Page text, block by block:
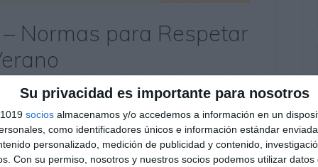
Su privacidad es importante para nosotros
socios almacenamos y/o accedemos a información en un
como identificadores únicos e información estándar
personalizado, medición de publicidad y contenido,
Con su permiso, nosotros y nuestros socios podemos utilizar datos
Normas para Respetar
Educativas sobre normas para respetar el
concienciar al alumnado sobre la
gestos cotidianos en verano. A través